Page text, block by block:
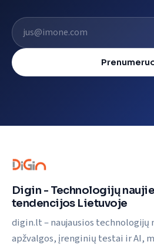
El. pašto adresas
Digin - Technologijų
tendencijos Lietuvoje
digin.lt – naujausios technologijų
apžvalgos, įrenginių testai ir AI,